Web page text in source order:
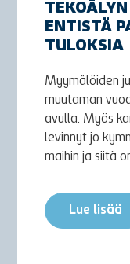
ENTISTÄ
TULOKSIA
Myymälöiden
muutaman
avulla. Myös
levinnyt jo
maihin ja siitä
Lue lisää